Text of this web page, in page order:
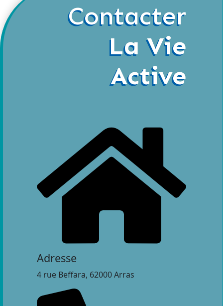
Contacter
La Vie
Active
Adresse
4 rue Beffara, 62000 Arras